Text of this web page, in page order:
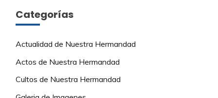
Categorías
Actualidad de Nuestra Hermandad
Actos de Nuestra Hermandad
Cultos de Nuestra Hermandad